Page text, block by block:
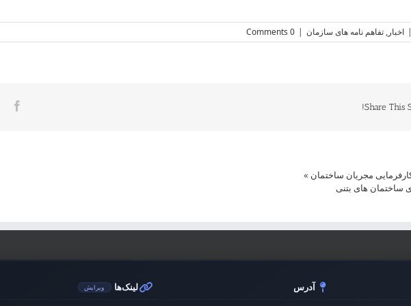
| اخبار, تفاهم نامه های سازمان |
0 Comments
Share This
مجریان ساختمان »
ساختمان های بتنی
آدرس لینک‌ها ویرایش